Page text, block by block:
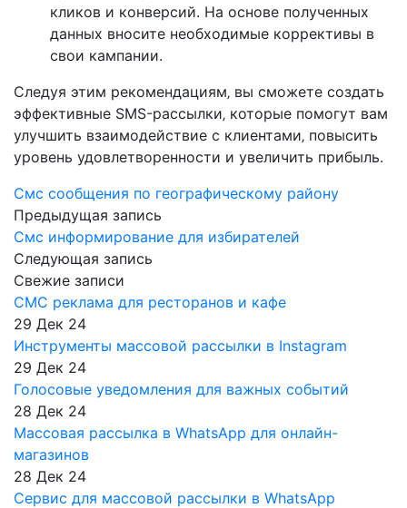
Свежие записи
СМС реклама для ресторанов и кафе
29 Дек 24
Инструменты массовой рассылки в Instagram
29 Дек 24
Голосовые уведомления для важных событий
28 Дек 24
Массовая рассылка в WhatsApp для онлайн-
магазинов
28 Дек 24
Сервис для массовой рассылки в WhatsApp
кликов и конверсий. На основе полученных
данных вносите необходимые коррективы в
свои кампании.
Следуя этим рекомендациям‚ вы сможете создать
эффективные SMS-рассылки‚ которые помогут вам
улучшить взаимодействие с клиентами‚ повысить
уровень удовлетворенности и увеличить прибыль.
Смс сообщения по географическому району
Предыдущая запись
Смс информирование для избирателей
Следующая запись